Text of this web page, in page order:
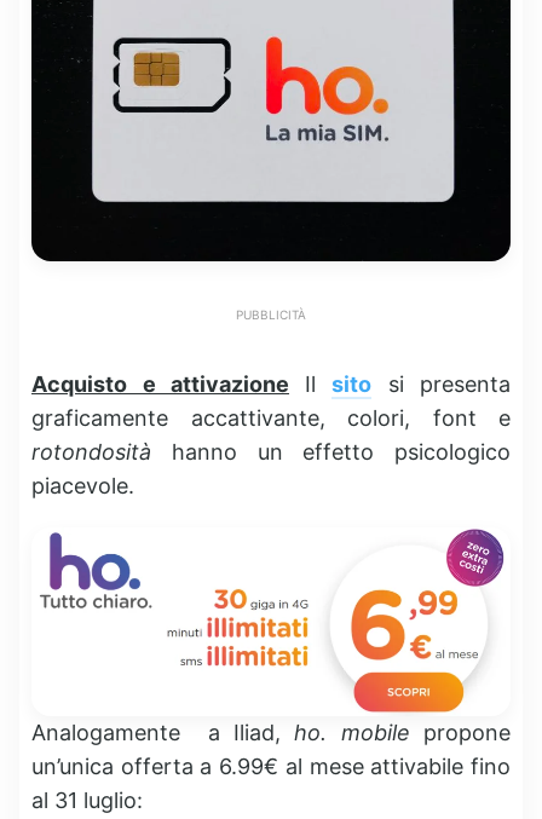
PUBBLICITÀ
Acquisto e attivazione Il sito si presenta
graficamente accattivante, colori, font e
rotondosità hanno un effetto psicologico
piacevole.
Analogamente a Iliad,ho. mobile propone
un’unica offerta a 6.99€ al mese attivabile fino
al 31 luglio: